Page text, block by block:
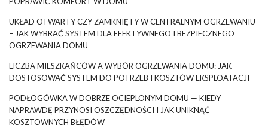
UKŁAD OTWARTY CZY ZAMKNIĘTY W CENTRALNYM OGRZEWANIU
– JAK WYBRAĆ SYSTEM DLA EFEKTYWNEGO I BEZPIECZNEGO
OGRZEWANIA DOMU
LICZBA MIESZKAŃCÓW A WYBÓR OGRZEWANIA DOMU: JAK
DOSTOSOWAĆ SYSTEM DO POTRZEB I KOSZTÓW EKSPLOATACJI
PODŁOGÓWKA W DOBRZE OCIEPLONYM DOMU — KIEDY
NAPRAWDĘ PRZYNOSI OSZCZĘDNOŚCI I JAK UNIKNĄĆ
KOSZTOWNYCH BŁĘDÓW